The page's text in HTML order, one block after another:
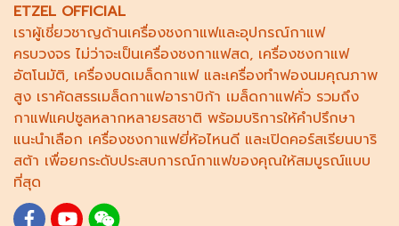
ETZEL OFFICIAL
เราผู้เชี่ยวชาญด้านเครื่องชงกาแฟและอุปกรณ์กาแฟ
ครบวงจร ไม่ว่าจะเป็นเครื่องชงกาแฟสด, เครื่องชงกาแฟ
อัตโนมัติ, เครื่องบดเมล็ดกาแฟและเครื่องทำฟองนมคุณภาพ
สูง เราคัดสรรเมล็ดกาแฟอาราบิก้า เมล็ดกาแฟคั่ว รวมถึง
กาแฟแคปซูลหลากหลายรสชาติ พร้อมบริการให้คำปรึกษา
แนะนำเลือก เครื่องชงกาแฟยี่ห้อไหนดี และเปิดคอร์สเรียนบาริ
สต้า เพื่อยกระดับประสบการณ์กาแฟของคุณให้สมบูรณ์แบบ
ที่สุด